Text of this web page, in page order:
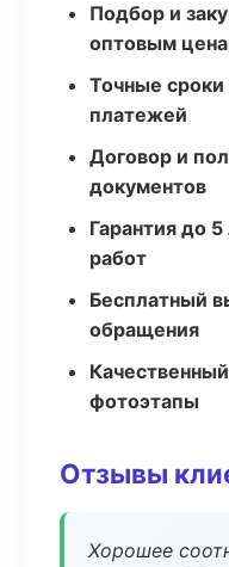
Подбор и
оптовым
Точные сроки
платежей
Договор и
документов
Гарантия до
работ
Бесплатный
обращения
фотоэтапы
Отзывы
Хорошее